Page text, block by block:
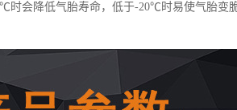
时会降低气胎寿命，低于-20℃时易使气胎变